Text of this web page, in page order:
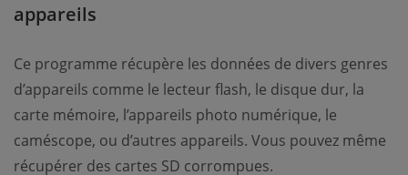
appareils
Ce programme récupère les données de divers genres
d’appareils comme le lecteur flash, le disque dur, la
carte mémoire, l’appareils photo numérique, le
caméscope, ou d’autres appareils. Vous pouvez même
récupérer des cartes SD corrompues.